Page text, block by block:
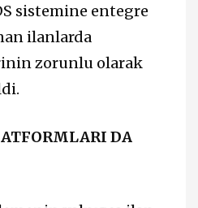
sistemine entegre
ilanlarda
zorunlu olarak
DA